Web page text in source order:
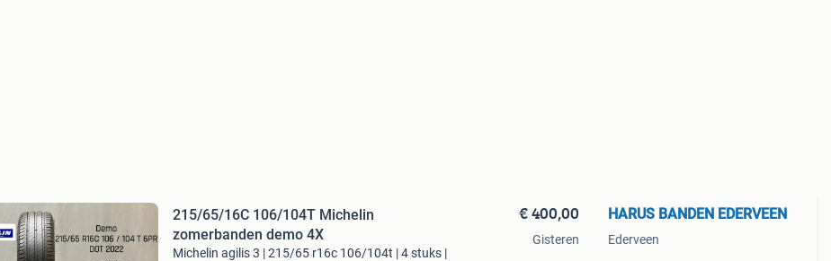
215/65/16C 106/104T Michelin
zomerbanden demo 4X
Michelin agilis 3 | 215/65 r16c 106/104t | 4 stuks |
€ 400,00
Gisteren
HARUS BANDEN EDERVEEN
Ederveen